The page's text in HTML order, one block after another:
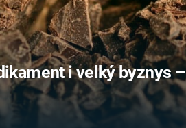
ALTERNATIVNÍ
HISTORIE
i velký byznys –